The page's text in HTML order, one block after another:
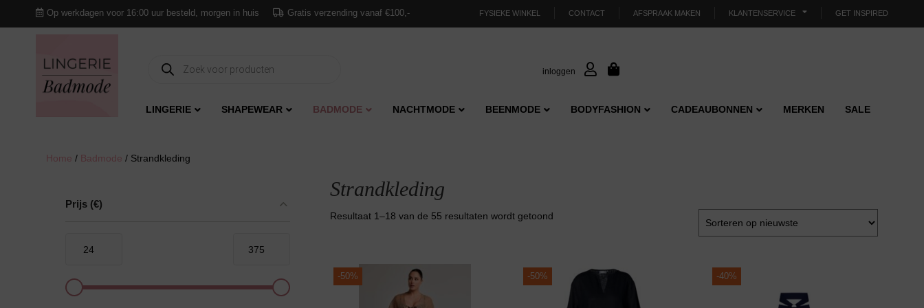
Op werkdagen voor 16:00 uur besteld, morgen in huis Gratis verzending vanaf €100,- FYSIEKE WINKEL CONTACT AFSPRAAK MAKEN KLANTENSERVICE GET INSPIRED
Producten
zoeken
inloggen
LINGERIE SHAPEWEAR BADMODE NACHTMODE BEENMODE BODYFASHION CADEAUBONNEN MERKEN SALE
Home / Badmode / Strandkleding
Prijs (€)
Strandkleding
Resultaat 1–18 van de 55 resultaten wordt getoond
-50% -50% -40%